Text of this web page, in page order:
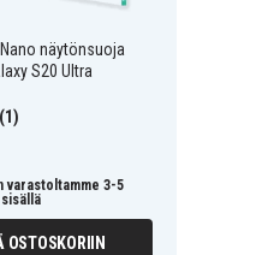
näytönsuoja
S20 Ultra
(1)
varastoltamme 3-5
OSTOSKORIIN